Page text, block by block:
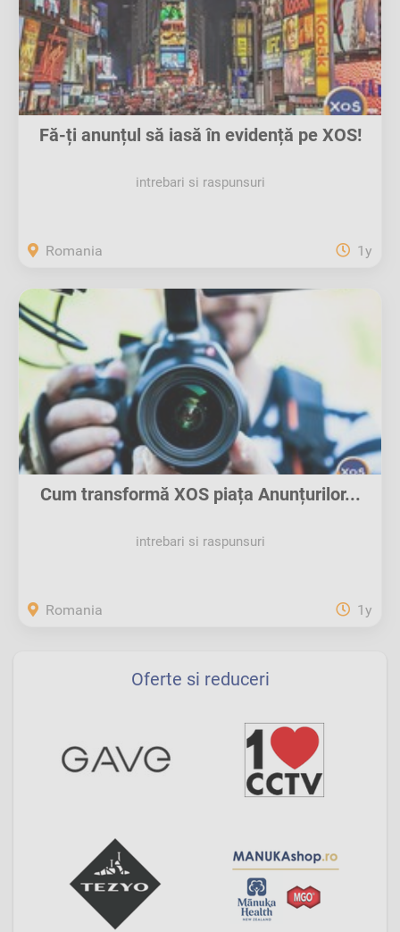
Fă-ți anunțul să iasă în evidență pe XOS!
intrebari si raspunsuri
Romania 1y
Cum transformă XOS piața Anunțurilor...
intrebari si raspunsuri
Romania 1y
Oferte si reduceri